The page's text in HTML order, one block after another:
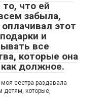
что ей
забыла,
этот
и
все
которые она
должное.
сестра раздавала
детям, которые,